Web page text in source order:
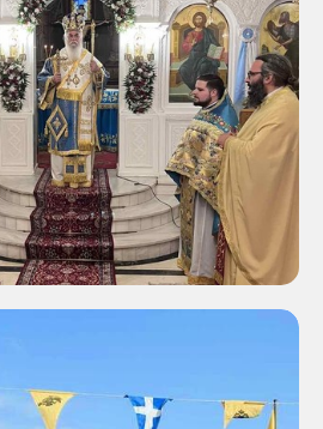
του Αγίου Ιωάννου του
στην Ιερά Μητρόπολη
τελέσθηκε σήμερα
στον πανηγυρίζοντα
Καλλιθέας Αιγίου,